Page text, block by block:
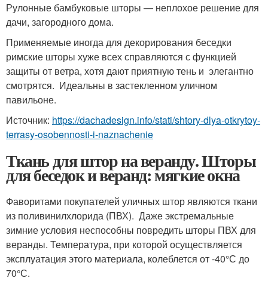
Рулонные бамбуковые шторы — неплохое решение для
дачи, загородного дома.
Применяемые иногда для декорирования беседки
римские шторы хуже всех справляются с функцией
защиты от ветра, хотя дают приятную тень и элегантно
смотрятся. Идеальны в застекленном уличном
павильоне.
Источник: https://dachadesign.info/stati/shtory-dlya-otkrytoy-
terrasy-osobennosti-i-naznachenie
Ткань для штор на веранду. Шторы
для беседок и веранд: мягкие окна
Фаворитами покупателей уличных штор являются ткани
из поливинилхлорида (ПВХ). Даже экстремальные
зимние условия неспособны повредить шторы ПВХ для
веранды. Температура, при которой осуществляется
эксплуатация этого материала, колеблется от -40°С до
70°С.